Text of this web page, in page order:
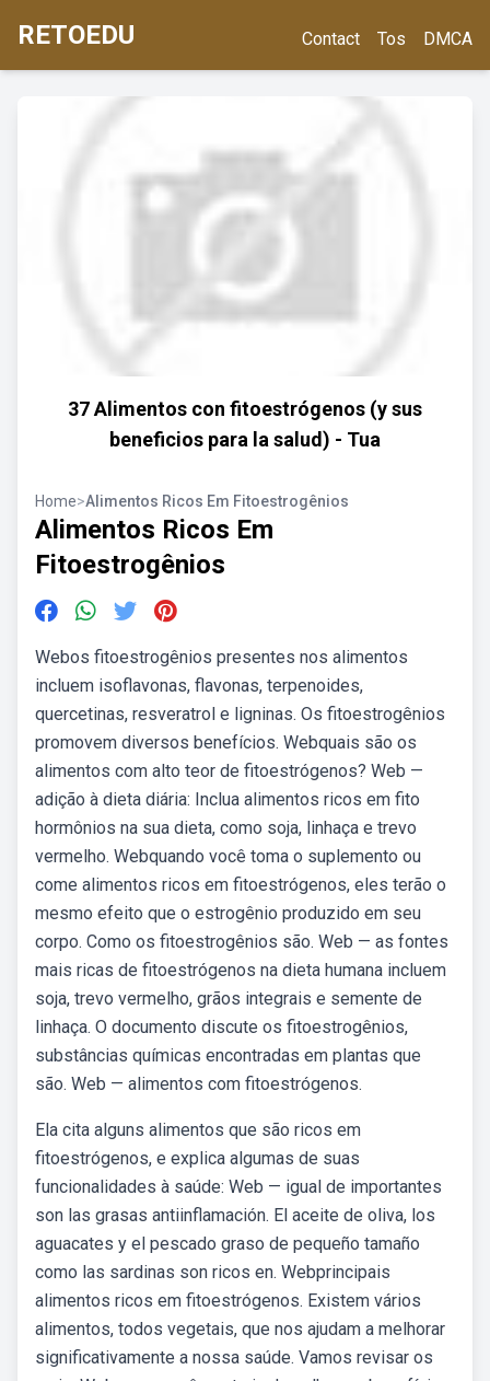
RETOEDU Contact Tos DMCA
37 Alimentos con fitoestrógenos (y sus
beneficios para la salud) - Tua
Home>Alimentos Ricos Em Fitoestrogênios
Alimentos Ricos Em
Fitoestrogênios
Webos fitoestrogênios presentes nos alimentos
incluem isoflavonas, flavonas, terpenoides,
quercetinas, resveratrol e ligninas. Os fitoestrogênios
promovem diversos benefícios. Webquais são os
alimentos com alto teor de fitoestrógenos? Web —
adição à dieta diária: Inclua alimentos ricos em fito
hormônios na sua dieta, como soja, linhaça e trevo
vermelho. Webquando você toma o suplemento ou
come alimentos ricos em fitoestrógenos, eles terão o
mesmo efeito que o estrogênio produzido em seu
corpo. Como os fitoestrogênios são. Web — as fontes
mais ricas de fitoestrógenos na dieta humana incluem
soja, trevo vermelho, grãos integrais e semente de
linhaça. O documento discute os fitoestrogênios,
substâncias químicas encontradas em plantas que
são. Web — alimentos com fitoestrógenos.
Ela cita alguns alimentos que são ricos em
fitoestrógenos, e explica algumas de suas
funcionalidades à saúde: Web — igual de importantes
son las grasas antiinflamación. El aceite de oliva, los
aguacates y el pescado graso de pequeño tamaño
como las sardinas son ricos en. Webprincipais
alimentos ricos em fitoestrógenos. Existem vários
alimentos, todos vegetais, que nos ajudam a melhorar
significativamente a nossa saúde. Vamos revisar os